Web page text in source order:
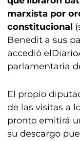
marxista por
constitucional
Benedit a sus
accedió
parlamentaria
El propio
de las visitas a
pronto emitirá
su descargo